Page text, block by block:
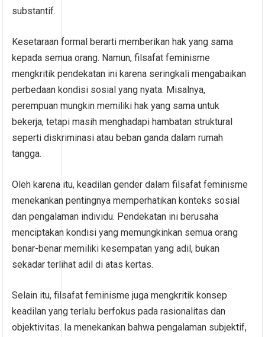
substantif.
Kesetaraan formal berarti memberikan hak yang sama
kepada semua orang. Namun, filsafat feminisme
mengkritik pendekatan ini karena seringkali mengabaikan
perbedaan kondisi sosial yang nyata. Misalnya,
perempuan mungkin memiliki hak yang sama untuk
bekerja, tetapi masih menghadapi hambatan struktural
seperti diskriminasi atau beban ganda dalam rumah
tangga.
Oleh karena itu, keadilan gender dalam filsafat feminisme
menekankan pentingnya memperhatikan konteks sosial
dan pengalaman individu. Pendekatan ini berusaha
menciptakan kondisi yang memungkinkan semua orang
benar-benar memiliki kesempatan yang adil, bukan
sekadar terlihat adil di atas kertas.
Selain itu, filsafat feminisme juga mengkritik konsep
keadilan yang terlalu berfokus pada rasionalitas dan
objektivitas. Ia menekankan bahwa pengalaman subjektif,